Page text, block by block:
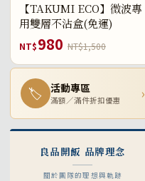
【TAKUMI ECO】微波專
用雙層不沾盒(免運)
NT$980 NT$1,500
🏷 活動專區
滿額／滿件折扣優惠 ›
良品開飯 品牌理念
關於團隊的理想與軌跡